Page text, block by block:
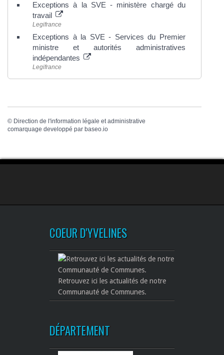
Exceptions à la SVE - ministère chargé du
travail
Legifrance
Exceptions à la SVE - Services du Premier
ministre et autorités administratives
indépendantes
Legifrance
© Direction de l'information légale et administrative
comarquage developpé par baseo.io
COEUR D'YVELINES
Retrouvez ici les actualités de notre
Communauté de Communes.
DÉPARTEMENT